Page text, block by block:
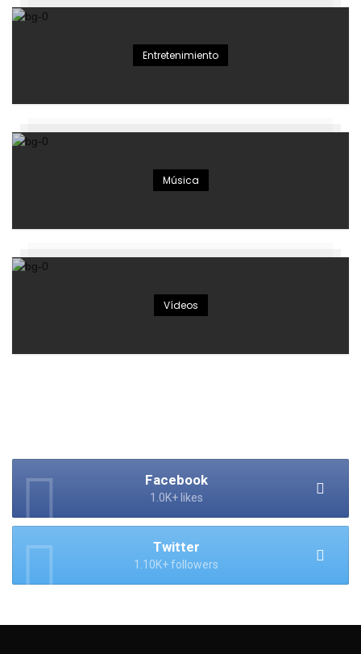
Entretenimiento
Música
Vídeos
Facebook
1.0K+ likes
Twitter
1.10K+ followers